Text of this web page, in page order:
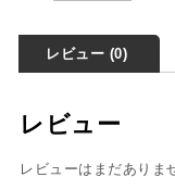
レビュー (0)
レビュー
レビューはまだありま